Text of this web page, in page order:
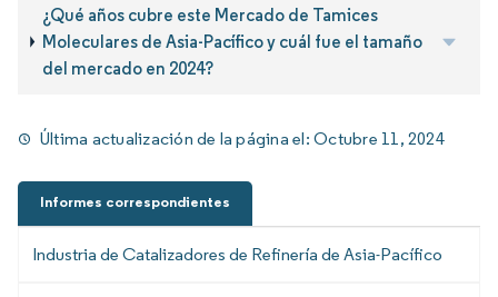
¿Qué años cubre este Mercado de Tamices
Moleculares de Asia-Pacífico y cuál fue el tamaño
del mercado en 2024?
Última actualización de la página el:Octubre 11, 2024
Informes correspondientes
Industria de Catalizadores de Refinería de Asia-Pacífico